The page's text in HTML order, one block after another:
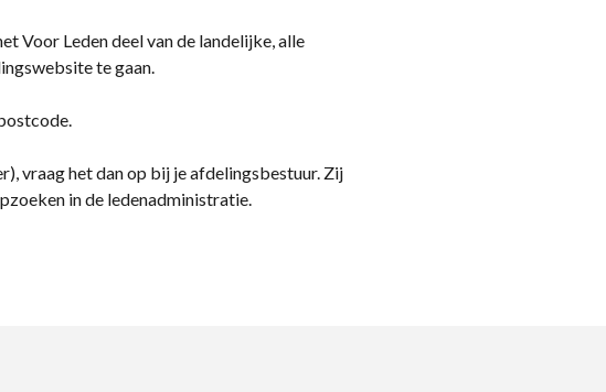
Voor Leden deel van de landelijke, alle
te gaan.
vraag het dan op bij je afdelingsbestuur. Zij
in de ledenadministratie.